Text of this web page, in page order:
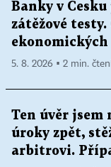
Banky v
zátěžové
5. 8. 2026 ▪ 2 min.
Ten úvěr jsem
úroky zpět,
arbitrovi.